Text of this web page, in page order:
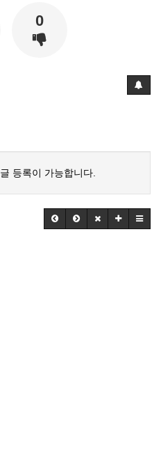
0
등록이 가능합니다.